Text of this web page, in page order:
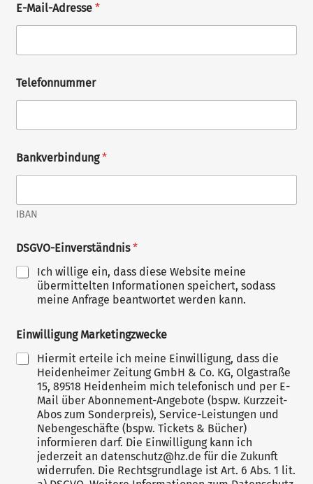
9
,
0
*
A
d
e
s
E-Mail-Adresse*
Telefonnummer
Bankverbindung*
IBAN
DSGVO-Einverständnis*
Ich willige ein, dass diese Website meine
übermittelten Informationen speichert, sodass
meine Anfrage beantwortet werden kann.
Einwilligung Marketingzwecke
Hiermit erteile ich meine Einwilligung, dass die
Heidenheimer Zeitung GmbH & Co. KG, Olgastraße
15, 89518 Heidenheim mich telefonisch und per E-
Mail über Abonnement-Angebote (bspw. Kurzzeit-
Abos zum Sonderpreis), Service-Leistungen und
Nebengeschäfte (bspw. Tickets & Bücher)
informieren darf. Die Einwilligung kann ich
jederzeit an datenschutz@hz.de für die Zukunft
widerrufen. Die Rechtsgrundlage ist Art. 6 Abs. 1 lit.